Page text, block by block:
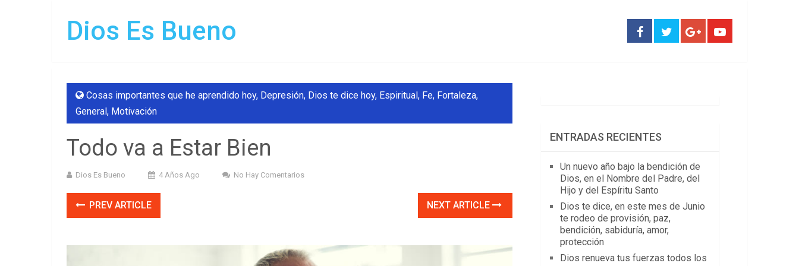
Dios Es Bueno
Cosas importantes que he aprendido hoy, Depresión, Dios te dice hoy, Espiritual, Fe, Fortaleza,
General, Motivación
Todo va a Estar Bien
Dios Es Bueno 4 Años Ago No Hay Comentarios
PREV ARTICLE NEXT ARTICLE
ENTRADAS RECIENTES
Un nuevo año bajo la bendición de
Dios, en el Nombre del Padre, del
Hijo y del Espíritu Santo
Dios te dice, en este mes de Junio
te rodeo de provisión, paz,
bendición, sabiduría, amor,
protección
Dios renueva tus fuerzas todos los